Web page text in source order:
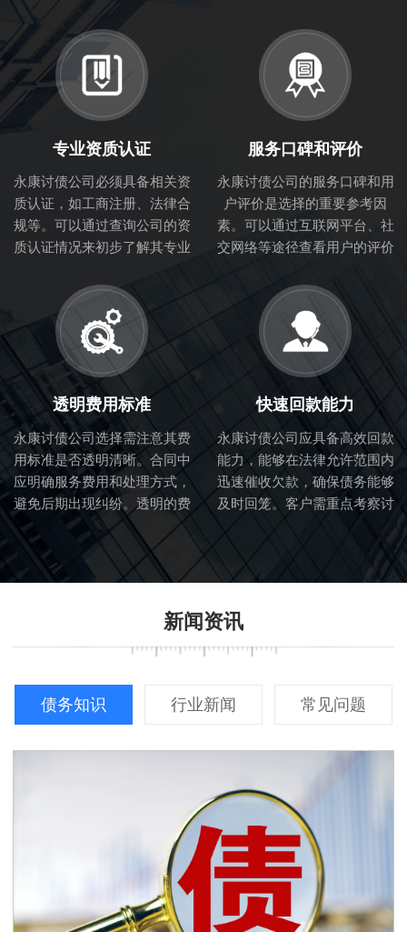
专业资质认证
永康讨债公司必须具备相关资
质认证，如工商注册、法律合
规等。可以通过查询公司的资
质认证情况来初步了解其专业
服务口碑和评价
永康讨债公司的服务口碑和用
户评价是选择的重要参考因
素。可以通过互联网平台、社
交网络等途径查看用户的评价
服务质量。
透明费用标准
永康讨债公司选择需注意其费
用标准是否透明清晰。合同中
应明确服务费用和处理方式，
避免后期出现纠纷。透明的费
用标准也体现了讨债公司的诚
信度。
快速回款能力
永康讨债公司应具备高效回款
能力，能够在法律允许范围内
迅速催收欠款，确保债务能够
及时回笼。客户需重点考察讨
新闻资讯
债务知识 行业新闻 常见问题